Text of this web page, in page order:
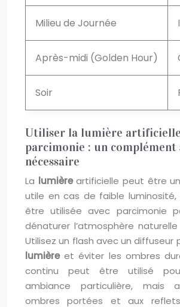
Milieu de Journée
Après-midi (Golden Hour)
Soir
Utiliser la lumière artificielle
parcimonie : un complément
nécessaire
La lumièreartificielle peut être
utile en cas de faible
être utilisée avec parcimonie
dénaturer l’atmosphère
Utilisez un flash avec un diffuseur
lumièreet éviter les ombres
continu peut être utilisé
ambiance particulière, mais
ombres portées et aux reflets